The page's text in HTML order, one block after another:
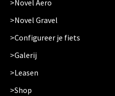
Novel Aero
Novel Gravel
Configureer je fiets
Galerij
Leasen
Shop